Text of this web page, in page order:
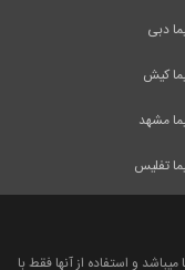
دبی
کیش
مشهد
تفلیس
و استفاده از آنها فقط با